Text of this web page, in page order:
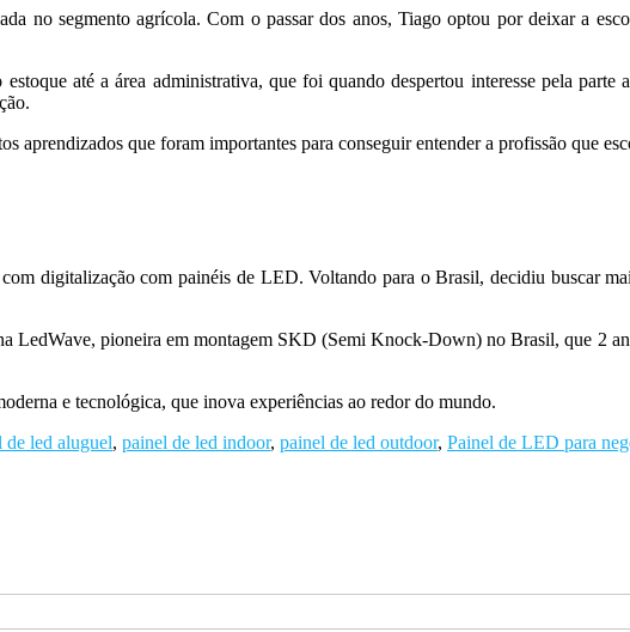
no segmento agrícola. Com o passar dos anos, Tiago optou por deixar a
até a área administrativa, que foi quando despertou interesse pela
que foram importantes para conseguir entender a profissão que
digitalização com painéis de LED. Voltando para o Brasil, decidiu buscar
LedWave, pioneira em montagem SKD (Semi Knock-Down) no Brasil, que 2
e tecnológica, que inova experiências ao redor do mundo.
de led aluguel, painel de led indoor, painel de led outdoor, Painel de LED para